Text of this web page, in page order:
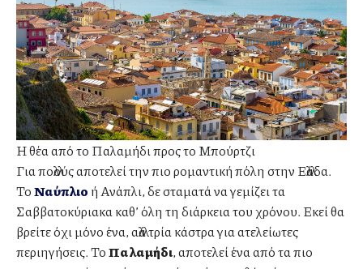
Η θέα από το Παλαμήδι προς το Μπούρτζι
Για πολλούς αποτελεί την πιο ρομαντική πόλη στην Ελλάδα.
ΤοΝαύπλιο ή Ανάπλι, δε σταματά να γεμίζει τα
Σαββατοκύριακα καθ’ όλη τη διάρκεια του χρόνου. Εκεί θα
βρείτε όχι μόνο ένα, αλλά τρία κάστρα για ατελείωτες
περιηγήσεις. ΤοΠαλαμήδι, αποτελεί ένα από τα πιο